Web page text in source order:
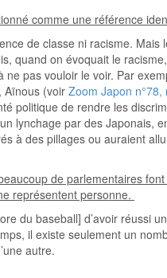
comme une référence
de classe ni racisme.
quand on évoquait le
pas vouloir le voir. Par
Aïnous (voir Zoom Japon n°78,
politique de rendre les
lynchage par des
à des pillages ou auraient
de parlementaires
représentent personne.
du baseball] d’avoir réussi
il existe seulement un
autre.